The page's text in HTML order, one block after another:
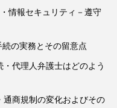
情報セキュリティ－遵守
の実務とその留意点
代理人弁護士はどのよう
通商規制の変化およびその